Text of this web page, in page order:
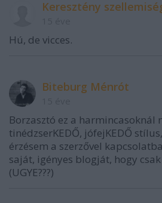
Keresztény
Hú, de vicces.
Biteburg Ménrót
Borzasztó ez a harmincasoknál
tinédzserKEDŐ, jófejKEDŐ
érzésem a szerzővel
saját, igényes blogját, hogy
(UGYE???)